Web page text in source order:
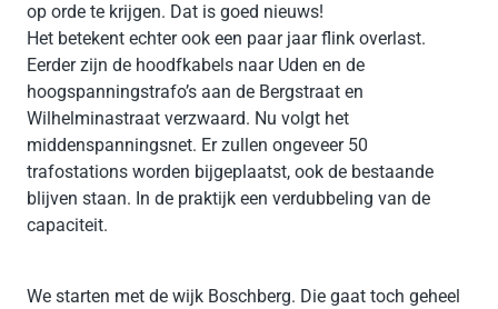
op orde te krijgen. Dat is goed nieuws!
Het betekent echter ook een paar jaar flink overlast.
Eerder zijn de hoodfkabels naar Uden en de
hoogspanningstrafo’s aan de Bergstraat en
Wilhelminastraat verzwaard. Nu volgt het
middenspanningsnet. Er zullen ongeveer 50
trafostations worden bijgeplaatst, ook de bestaande
blijven staan. In de praktijk een verdubbeling van de
capaciteit.
We starten met de wijk Boschberg. Die gaat toch geheel